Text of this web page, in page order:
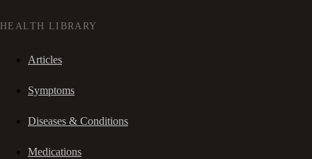
HEALTH LIBRARY
Articles
Symptoms
Diseases & Conditions
Medications